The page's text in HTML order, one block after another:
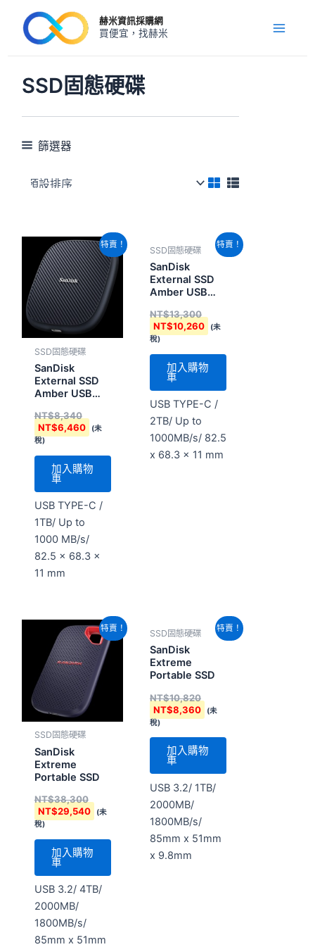
赫米資訊採購網
買便宜，找赫米
Menu
SSD固態硬碟
篩選器
特賣！
SSD固態硬碟
SanDisk
External SSD
Amber USB
Drives
NT$8,340
原
始
價
格：
NT$8,340。
NT$6,460
目
前
價
格：
NT$6,460。
(未
稅)
加入購物
車
USB TYPE-C /
1TB/ Up to
1000 MB/s/
82.5 x 68.3 x
11 mm
特賣！
SSD固態硬碟
SanDisk
External SSD
Amber USB
Drives
NT$13,300
始
格：
NT$13,300。
NT$10,260
目
前
格：
(未
稅)
加入購物
車
USB TYPE-C /
2TB/ Up to
1000MB/s/ 82.5
x 68.3 x 11 mm
特賣！
SSD固態硬碟
SanDisk
Extreme
Portable SSD
NT$38,300
原
始
價
格：
NT$38,300。
NT$29,540
目
前
價
格：
NT$29,540。
(未
稅)
加入購物
車
USB 3.2/ 4TB/
2000MB/
1800MB/s/
85mm x 51mm
特賣！
SSD固態硬碟
SanDisk
Extreme
Portable SSD
NT$10,820
始
NT$10,820。
NT$8,360
NT$8,360。
(未
稅)
加入購物
車
USB 3.2/ 1TB/
2000MB/
1800MB/s/
85mm x 51mm
x 9.8mm